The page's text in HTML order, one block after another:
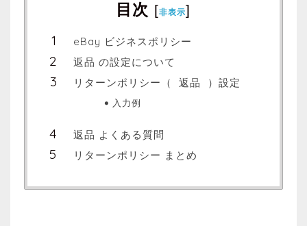
目次 [非表示]
eBay ビジネスポリシー
返品 の設定について
リターンポリシー（ 返品 ）設定
入力例
返品 よくある質問
リターンポリシー まとめ